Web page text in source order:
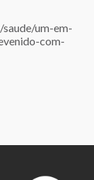
um-em-
com-